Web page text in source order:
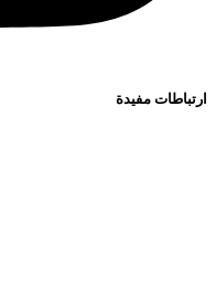
ارتباطات مفيدة